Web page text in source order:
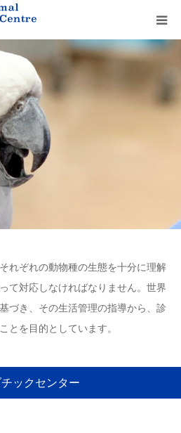
れぞれの動物種の生態を十分に理解
て対応しなければなりません。世界
づき、その生活管理の指導から、診
とを目的としています。
ックセンター